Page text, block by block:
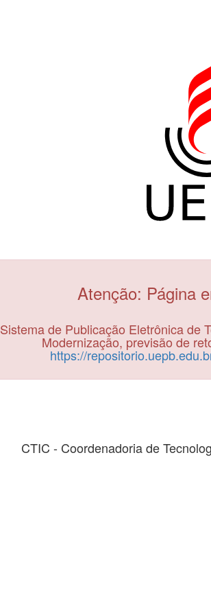
Atenção: Página
Sistema de Publicação Eletrônica de
Modernização, previsão de
https://
CTIC - Coordenadoria de